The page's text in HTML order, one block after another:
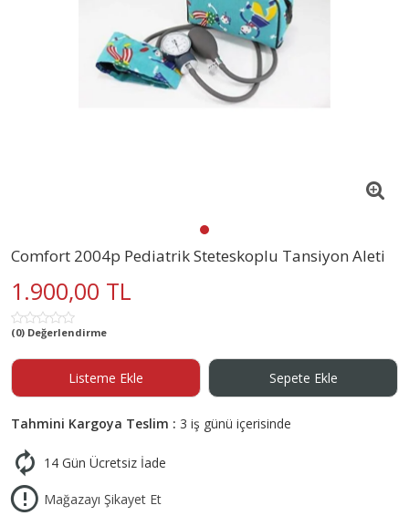
Comfort 2004p Pediatrik Steteskoplu Tansiyon Aleti
1.900,00 TL
(0) Değerlendirme
Listeme Ekle Sepete Ekle
Tahmini Kargoya Teslim : 3 iş günü içerisinde
14 Gün Ücretsiz İade
Mağazayı Şikayet Et